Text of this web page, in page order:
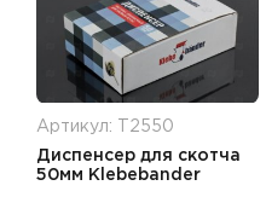
Артикул: Т2550
Диспенсер для скотча
50мм Klebebander